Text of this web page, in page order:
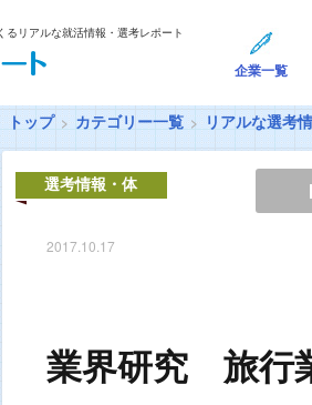
るリアルな就活情報・選考レポート
企業一覧
トップ カテゴリー一覧 リアルな選考
選考情報・体
2017.10.17
業界研究 旅行